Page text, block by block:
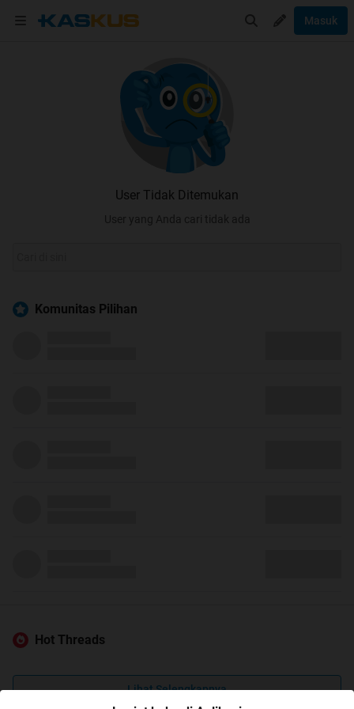
Masuk
User Tidak Ditemukan
User yang Anda cari tidak ada
Komunitas Pilihan
Hot Threads
Lihat Selengkapnya